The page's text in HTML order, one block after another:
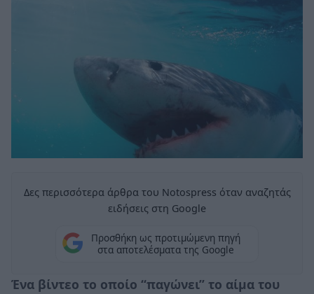
Δες περισσότερα άρθρα του Notospress όταν αναζητάς
ειδήσεις στη Google
Προσθήκη ως προτιμώμενη πηγή
στα αποτελέσματα της Google
Ένα βίντεο το οποίο “παγώνει” το αίμα του